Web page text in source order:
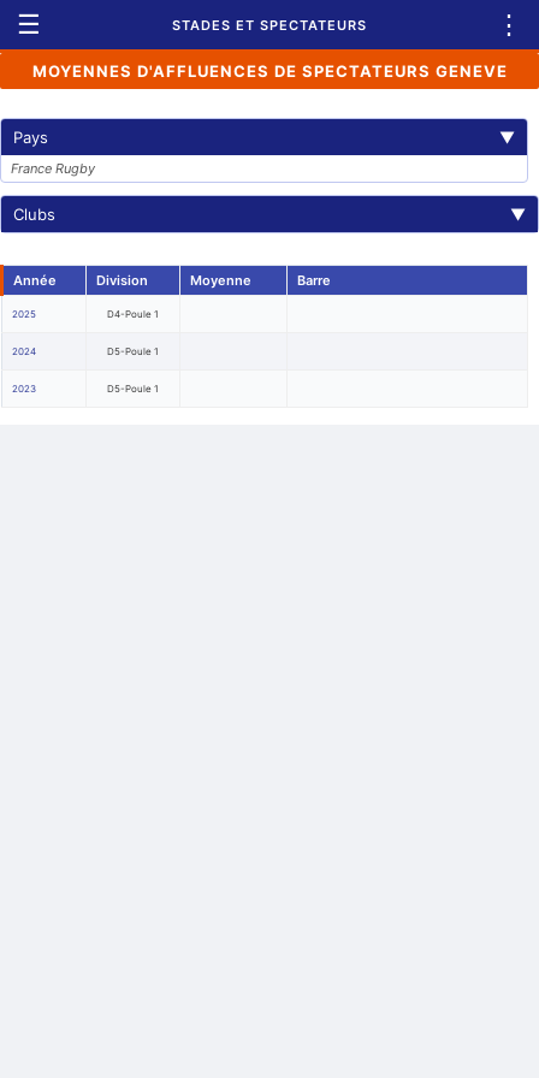
☰ STADES ET SPECTATEURS ⋮
MOYENNES D'AFFLUENCES DE SPECTATEURS GENEVE
Pays ▼
France Rugby
Clubs ▼
Année Division Moyenne Barre
2025 D4-Poule 1
2024 D5-Poule 1
2023 D5-Poule 1